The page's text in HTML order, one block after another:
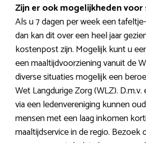
Zijn er ook mogelijkheden voor
Als u 7 dagen per week een
dan kan dit over een heel jaar
kostenpost zijn. Mogelijk kunt u
een maaltijdvoorziening vanuit de
diverse situaties mogelijk een
Wet Langdurige Zorg (WLZ).
via een ledenvereniging kunnen
mensen met een laag inkomen
maaltijdservice in de regio. Bezoek